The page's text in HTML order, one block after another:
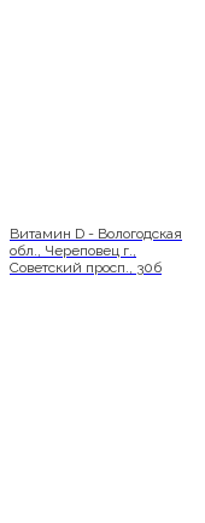
Витамин D - Вологодская
обл., Череповец г.,
Советский просп., 30б